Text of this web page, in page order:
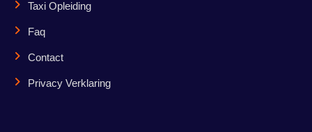
Taxi Opleiding
Faq
Contact
Privacy Verklaring